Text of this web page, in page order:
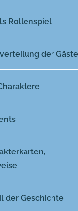
Rollenspiel
der Gäste
der Geschichte